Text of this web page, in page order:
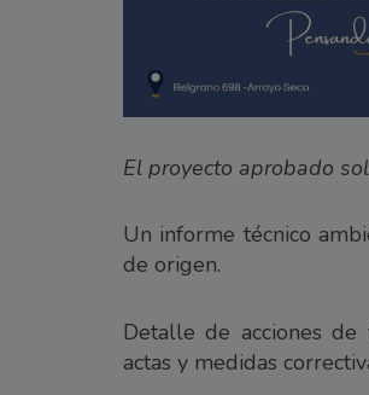
El proyecto aprobado
Un informe técnico
de origen.
Detalle de acciones de
actas y medidas